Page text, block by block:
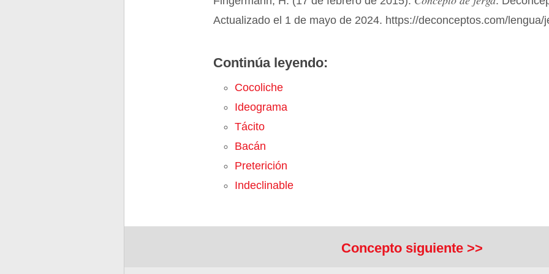
Actualizado el 1 de mayo de 2024. https://deconceptos.com/lengua/
Continúa leyendo:
Cocoliche
Ideograma
Tácito
Bacán
Preterición
Indeclinable
Concepto siguiente >>